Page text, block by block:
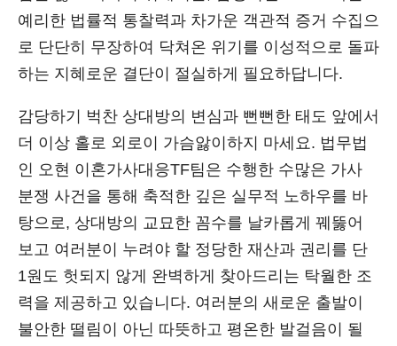
예리한 법률적 통찰력과 차가운 객관적 증거 수집으
로 단단히 무장하여 닥쳐온 위기를 이성적으로 돌파
하는 지혜로운 결단이 절실하게 필요하답니다.
감당하기 벅찬 상대방의 변심과 뻔뻔한 태도 앞에서
더 이상 홀로 외로이 가슴앓이하지 마세요. 법무법
인 오현 이혼가사대응TF팀은 수행한 수많은 가사
분쟁 사건을 통해 축적한 깊은 실무적 노하우를 바
탕으로, 상대방의 교묘한 꼼수를 날카롭게 꿰뚫어
보고 여러분이 누려야 할 정당한 재산과 권리를 단
1원도 헛되지 않게 완벽하게 찾아드리는 탁월한 조
력을 제공하고 있습니다. 여러분의 새로운 출발이
불안한 떨림이 아닌 따뜻하고 평온한 발걸음이 될